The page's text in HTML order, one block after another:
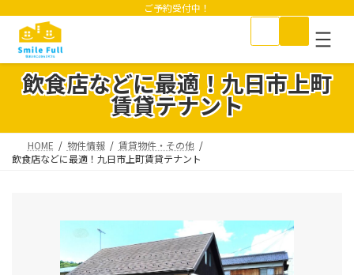
ッ
移
ご予約受付中！
飲食店などに最適！九日市上町
賃貸テナント
HOME 物件情報
賃貸物件・その他
飲食店などに最適！九日市上町賃貸テナント